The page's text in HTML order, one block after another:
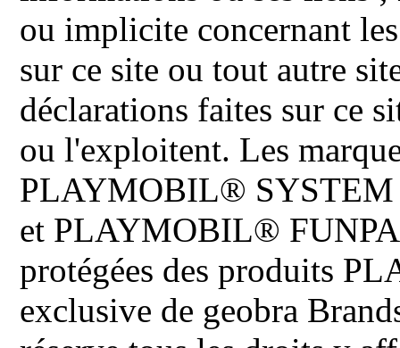
ou implicite concernant
sur ce site ou tout autre
déclarations faites sur ce
ou l'exploitent. Les
PLAYMOBIL®
et PLAYMOBIL®
protégées des produits
exclusive de geobra